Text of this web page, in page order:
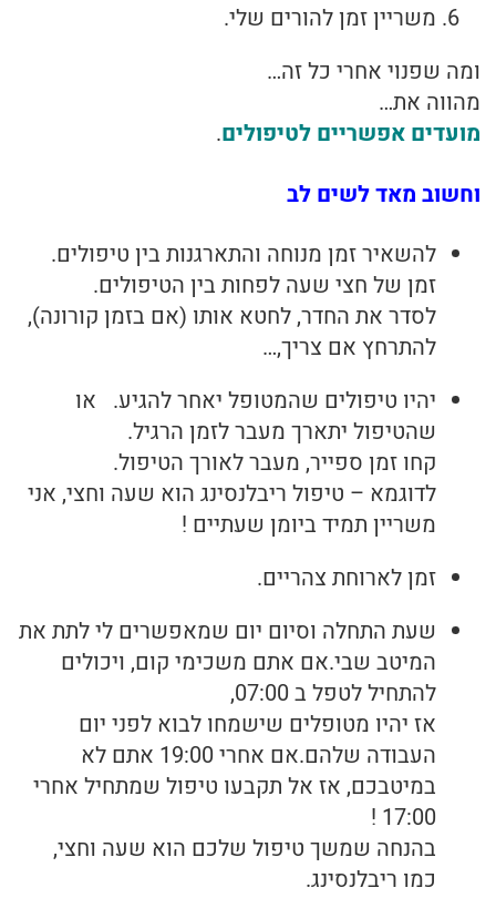
משריין זמן להורים שלי.
ומה שפנוי אחרי כל זה…
מהווה את…
מועדים אפשריים לטיפולים.
וחשוב מאד לשים לב
להשאיר זמן מנוחה והתארגנות בין טיפולים.
זמן של חצי שעה לפחות בין הטיפולים.
לסדר את החדר, לחטא אותו (אם בזמן קורונה),
להתרחץ אם צריך,…
יהיו טיפולים שהמטופל יאחר להגיע. או
שהטיפול יתארך מעבר לזמן הרגיל.
קחו זמן ספייר, מעבר לאורך הטיפול.
לדוגמא – טיפול ריבלנסינג הוא שעה וחצי, אני
משריין תמיד ביומן שעתיים !
זמן לארוחת צהריים.
שעת התחלה וסיום יום שמאפשרים לי לתת את
המיטב שבי.אם אתם משכימי קום, ויכולים
להתחיל לטפל ב 07:00,
אז יהיו מטופלים שישמחו לבוא לפני יום
העבודה שלהם.אם אחרי 19:00 אתם לא
במיטבכם, אז אל תקבעו טיפול שמתחיל אחרי
17:00 !
בהנחה שמשך טיפול שלכם הוא שעה וחצי,
כמו ריבלנסינג.